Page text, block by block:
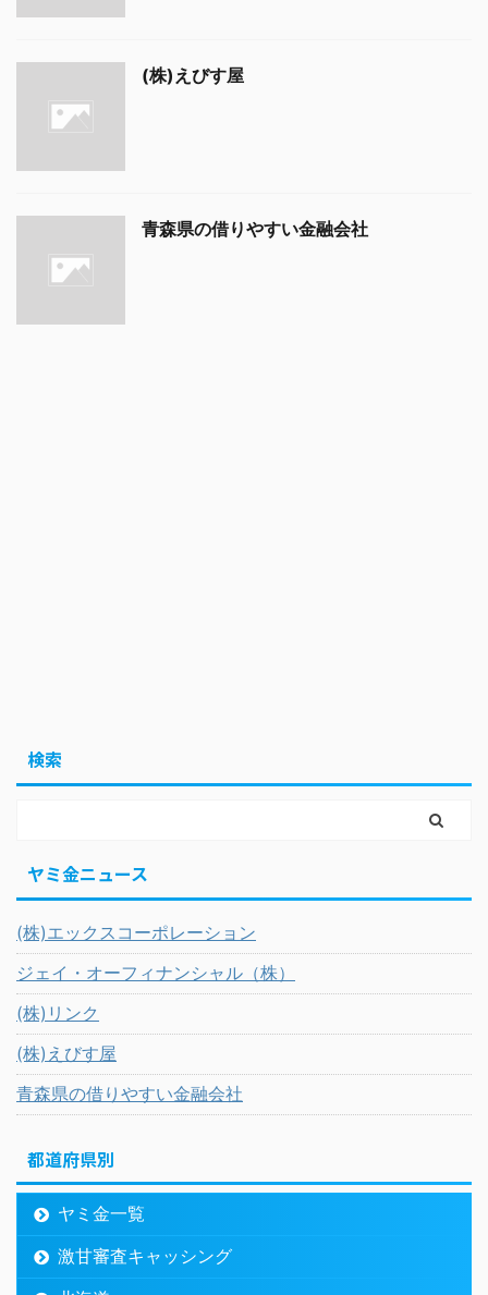
(株)えびす屋
青森県の借りやすい金融会社
検索
ヤミ金ニュース
(株)エックスコーポレーション
ジェイ・オーフィナンシャル（株）
(株)リンク
(株)えびす屋
青森県の借りやすい金融会社
都道府県別
ヤミ金一覧
激甘審査キャッシング